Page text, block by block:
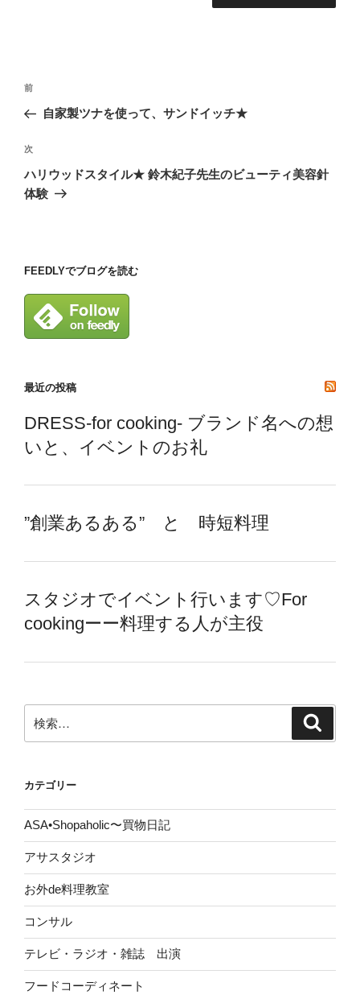
投
ナ
ビ
ゲ
ー
前
の
稿
前
自家製ツナを使って、サンドイッチ★
次
の
投
次
ハリウッドスタイル★ 鈴木紀子先生のビューティ美容針
体験
FEEDLYでブログを読む
最近の投稿
DRESS-for cooking- ブランド名への想
いと、イベントのお礼
”創業あるある” と 時短料理
スタジオでイベント行います♡For
cookingーー料理する人が主役
索:
カテゴリー
ASA•Shopaholic〜買物日記
アサスタジオ
お外de料理教室
コンサル
テレビ・ラジオ・雑誌 出演
フードコーディネート